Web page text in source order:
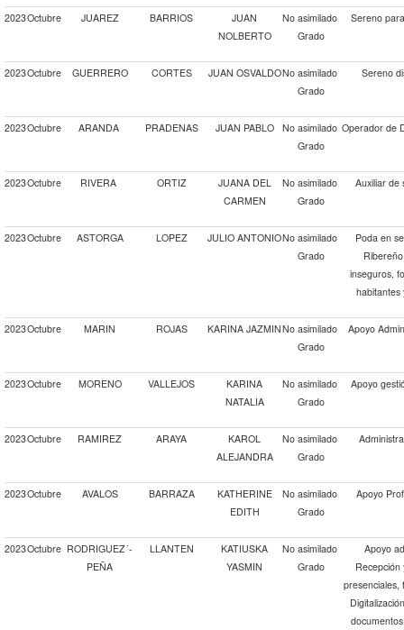
2023Octubre JUAREZ BARRIOS
JUAN
NOLBERTO
No asimilado
Grado
Sereno
2023Octubre GUERRERO CORTES JUAN OSVALDONo asimilado
Grado
Sereno
2023Octubre ARANDA PRADENAS JUAN PABLO
No asimilado
Grado
Operador de
2023Octubre RIVERA ORTIZ
JUANA DEL
CARMEN
No asimilado
Grado
Auxiliar de
2023Octubre ASTORGA LOPEZ JULIO ANTONIONo asimilado
Grado
Poda en
inseguros,
habitantes
2023Octubre MARIN ROJAS KARINA JAZMINNo asimilado
Grado
Apoyo
2023Octubre MORENO VALLEJOS
KARINA
NATALIA
No asimilado
Grado
Apoyo
2023Octubre RAMIREZ ARAYA
KAROL
ALEJANDRA
No asimilado
Grado
2023Octubre AVALOS BARRAZA
KATHERINE
EDITH
No asimilado
Grado
Apoyo
2023Octubre RODRIGUEZ´-
PEÑA
LLANTEN
KATIUSKA
YASMIN
No asimilado
Grado
Apoyo
Recepción
presenciales,